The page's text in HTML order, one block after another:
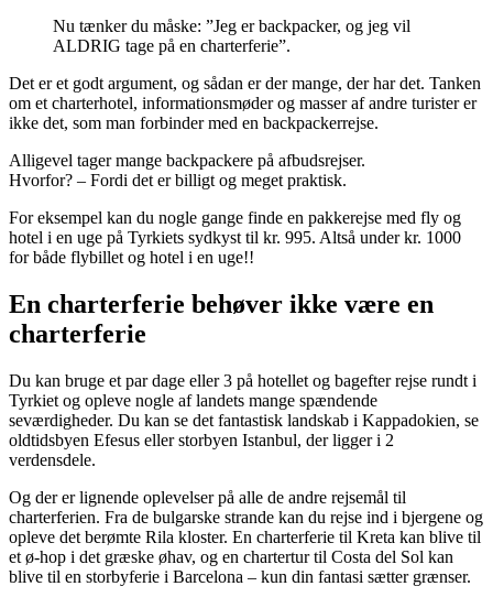
Nu tænker du måske: ”Jeg er backpacker, og jeg vil
ALDRIG tage på en charterferie”.
Det er et godt argument, og sådan er der mange, der har det. Tanken
om et charterhotel, informationsmøder og masser af andre turister er
ikke det, som man forbinder med en backpackerrejse.
Alligevel tager mange backpackere på afbudsrejser.
Hvorfor? – Fordi det er billigt og meget praktisk.
For eksempel kan du nogle gange finde en pakkerejse med fly og
hotel i en uge på Tyrkiets sydkyst til kr. 995. Altså under kr. 1000
for både flybillet og hotel i en uge!!
En charterferie behøver ikke være en
charterferie
Du kan bruge et par dage eller 3 på hotellet og bagefter rejse rundt i
Tyrkiet og opleve nogle af landets mange spændende
seværdigheder. Du kan se det fantastisk landskab i Kappadokien, se
oldtidsbyen Efesus eller storbyen Istanbul, der ligger i 2
verdensdele.
Og der er lignende oplevelser på alle de andre rejsemål til
charterferien. Fra de bulgarske strande kan du rejse ind i bjergene og
opleve det berømte Rila kloster. En charterferie til Kreta kan blive til
et ø-hop i det græske øhav, og en chartertur til Costa del Sol kan
blive til en storbyferie i Barcelona – kun din fantasi sætter grænser.